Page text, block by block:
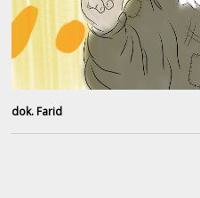
dok. Farid